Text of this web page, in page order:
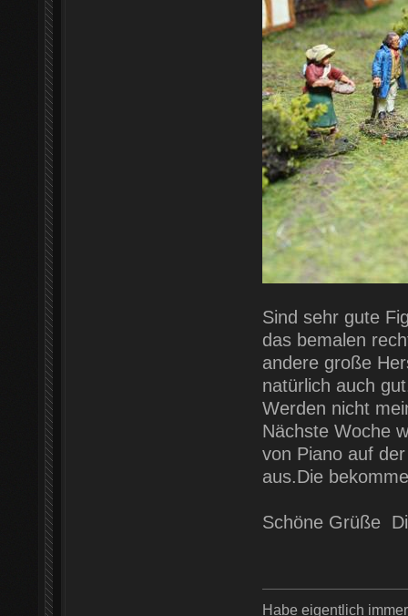
Sind sehr gute
das bemalen
andere große
natürlich auch
Werden nicht
Nächste Woche
von Piano auf
aus.Die
Schöne Grüße
Habe eigentlich